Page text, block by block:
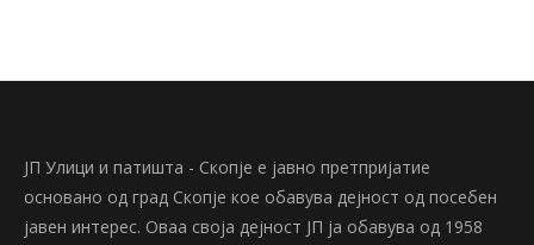
ЈП Улици и патишта - Скопје е јавно претпријатие
основано од град Скопје кое обавува дејност од посебен
јавен интерес. Оваа своја дејност ЈП ја обавува од 1958